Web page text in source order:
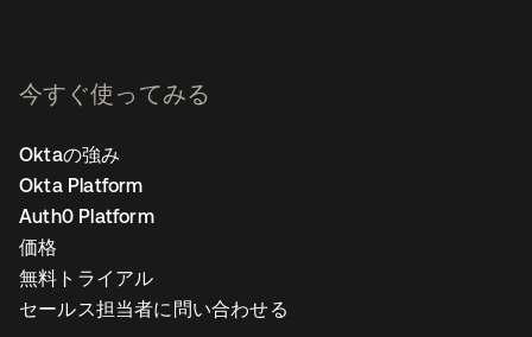
今すぐ使ってみる
Oktaの強み
Okta Platform
Auth0 Platform
価格
無料トライアル
セールス担当者に問い合わせる